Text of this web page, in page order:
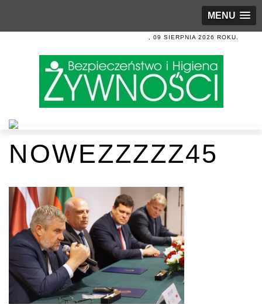
MENU
, 09 SIERPNIA 2026 ROKU.
NOWEZZZZZ45